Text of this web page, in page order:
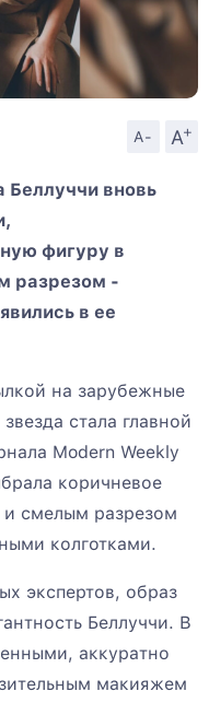
A- A
+
Беллуччи вновь
фигуру в
разрезом -
в ее
на зарубежные
стала главной
Modern Weekly
коричневое
смелым разрезом
колготками.
экспертов, образ
Беллуччи. В
аккуратно
макияжем